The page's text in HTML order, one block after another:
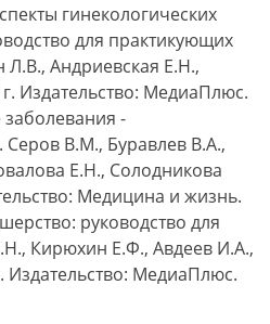
гинекологических
для практикующих
Л.В., Андриевская Е.Н.,
Издательство: МедиаПлюс.
заболевания -
В.М., Буравлев В.А.,
Е.Н., Солодникова
Медицина и жизнь.
руководство для
Кирюхин Е.Ф., Авдеев И.А.,
Издательство: МедиаПлюс.